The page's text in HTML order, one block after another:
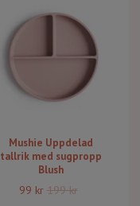
Mushie Uppdelad
tallrik med sugpropp
Blush
99 kr 199 kr